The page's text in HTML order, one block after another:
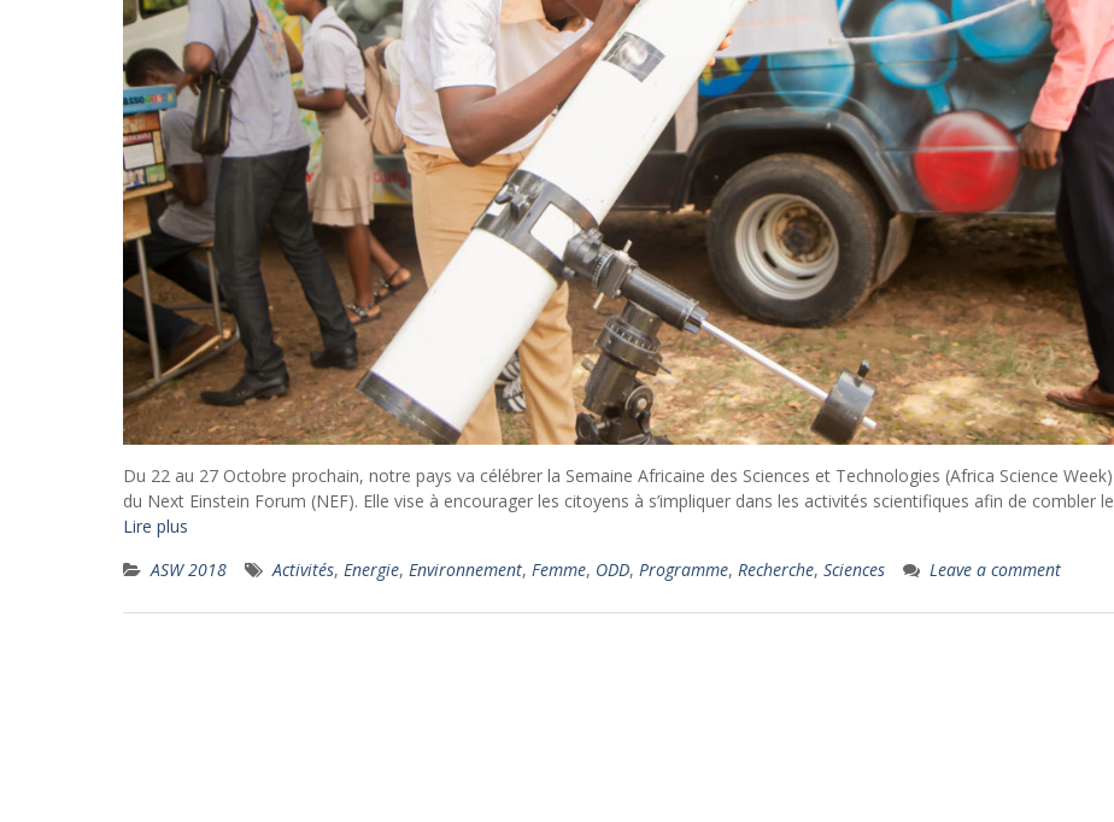
Du 22 au 27 Octobre prochain, notre pays va célébrer la Semaine Africaine des Sciences et Technologies (Africa Science Week)
du Next Einstein Forum (NEF). Elle vise à encourager les citoyens à s’impliquer dans les activités scientifiques afin de combler le
Lire plus
ASW 2018
Activités, Energie, Environnement, Femme, ODD, Programme, Recherche, Sciences Leave a comment